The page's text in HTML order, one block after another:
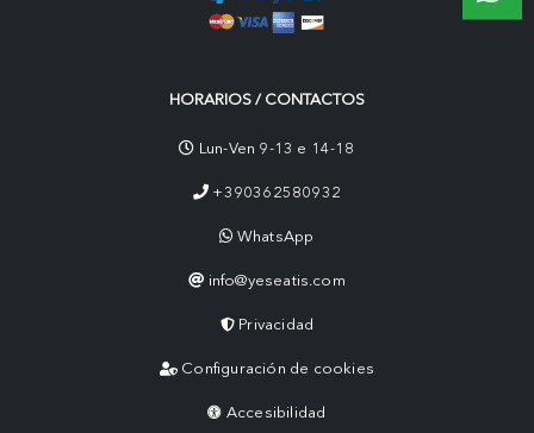
HORARIOS / CONTACTOS
Lun-Ven 9-13 e 14-18
+390362580932
WhatsApp
info@yeseatis.com
Privacidad
Configuración de cookies
Accesibilidad